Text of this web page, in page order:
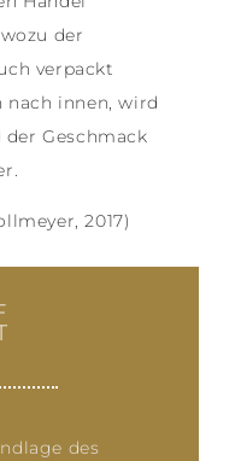
der
verpackt
nach innen, wird
Geschmack
2017)
des